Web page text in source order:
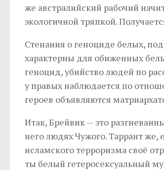
же австралийский рабочий
экологичной тряпкой.
Стенания о геноциде белых,
характерны для обиженных
геноцид, убийство людей по
у правых наблюдается по
героев объявляются
Итак, Брейвик — это
него людях Чужого. Таррант
исламского терроризма своё
ты белый гетеросексуальный